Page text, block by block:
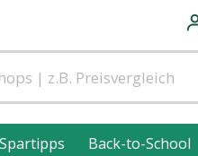
Back-to-School